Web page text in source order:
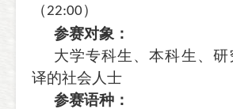
（22:00 ）
参赛对象：
大学专科生、本科生、研
译的社会人士
参赛语种：